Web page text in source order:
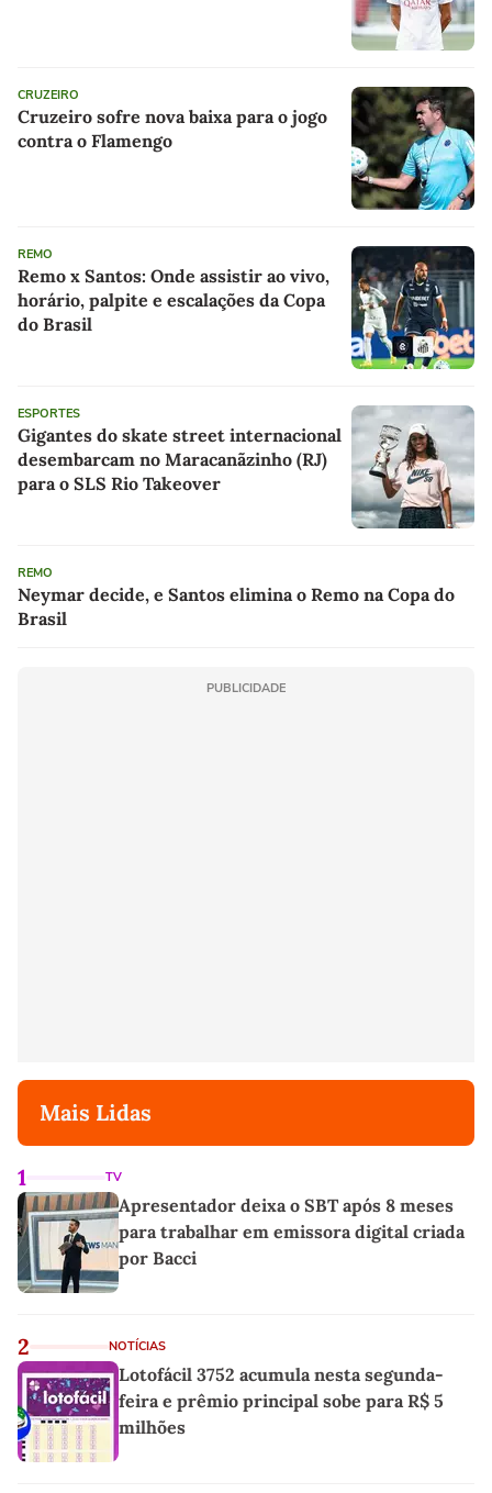
CRUZEIRO
Cruzeiro sofre nova baixa para o jogo
contra o Flamengo
REMO
Remo x Santos: Onde assistir ao vivo,
horário, palpite e escalações da Copa
do Brasil
ESPORTES
Gigantes do skate street internacional
desembarcam no Maracanãzinho (RJ)
para o SLS Rio Takeover
REMO
Neymar decide, e Santos elimina o Remo na Copa do
Brasil
PUBLICIDADE
Mais Lidas
1 TV
Apresentador deixa o SBT após 8 meses
para trabalhar em emissora digital criada
por Bacci
2 NOTÍCIAS
Lotofácil 3752 acumula nesta segunda-
feira e prêmio principal sobe para R$ 5
milhões